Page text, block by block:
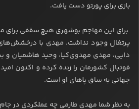
بازی برای پورتو دست یافت.
برای این مهاجم بوشهری هیچ سقفی برای
پرتغال وجود نداشت. مهدی با درخشش‌های
دایی، مهدی مهدوی‌کیا، وحید هاشمیان و
فوتبال کشورمان را زنده کرده و اکنون
جهانی به ساق پاهای او است.
به نظر شما مهدی طارمی چه عملکردی در